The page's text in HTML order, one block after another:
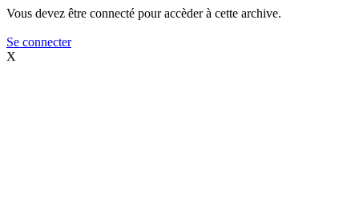
Vous devez être connecté pour accèder à cette archive.
Se connecter
X